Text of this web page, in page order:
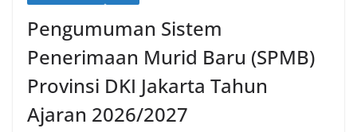
Pengumuman Sistem
Penerimaan Murid Baru (SPMB)
Provinsi DKI Jakarta Tahun
Ajaran 2026/2027